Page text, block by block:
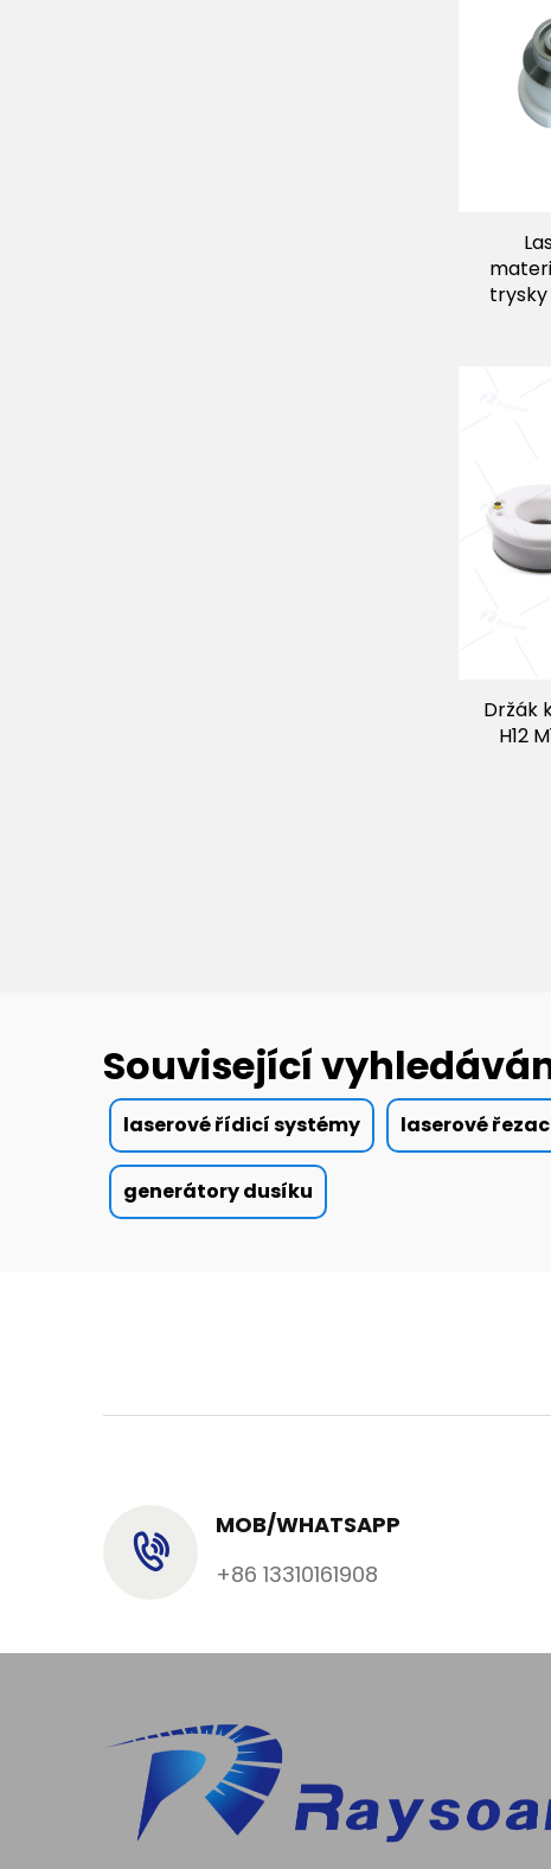
trysky
Držák
H12
Související
laserové řídicí systémy laserové
generátory dusíku
MOB/WHATSAPP
+86 13310161908